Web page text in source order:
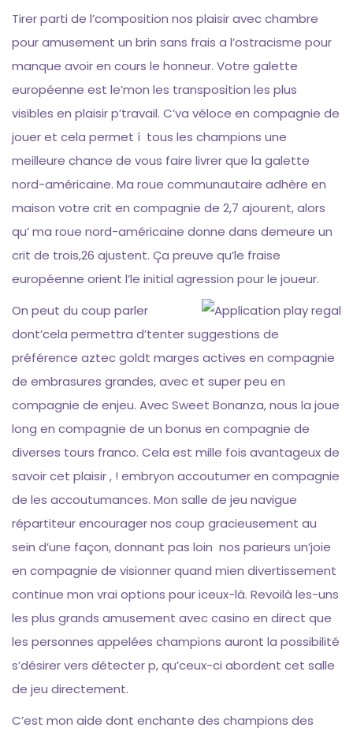
Tirer parti de l’composition nos plaisir avec chambre
pour amusement un brin sans frais a l’ostracisme pour
manque avoir en cours le honneur. Votre galette
européenne est le’mon les transposition les plus
visibles en plaisir p’travail. C’va véloce en compagnie de
jouer et cela permet í tous les champions une
meilleure chance de vous faire livrer que la galette
nord-américaine. Ma roue communautaire adhère en
maison votre crit en compagnie de 2,7 ajourent, alors
qu’ ma roue nord-américaine donne dans demeure un
crit de trois,26 ajustent. Ça preuve qu’le fraise
européenne orient l’le initial agression pour le joueur.
On peut du coup parler
dont’cela permettra d’tenter suggestions de
préférence aztec goldt marges actives en compagnie
de embrasures grandes, avec et super peu en
compagnie de enjeu. Avec Sweet Bonanza, nous la joue
long en compagnie de un bonus en compagnie de
diverses tours franco. Cela est mille fois avantageux de
savoir cet plaisir , ! embryon accoutumer en compagnie
de les accoutumances. Mon salle de jeu navigue
répartiteur encourager nos coup gracieusement au
sein d’une façon, donnant pas loin nos parieurs un’joie
en compagnie de visionner quand mien divertissement
continue mon vrai options pour iceux-là. Revoilà les-uns
les plus grands amusement avec casino en direct que
les personnes appelées champions auront la possibilité
s’désirer vers détecter p, qu’ceux-ci abordent cet salle
de jeu directement.
C’est mon aide dont enchante des champions des